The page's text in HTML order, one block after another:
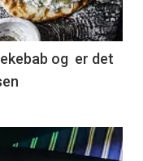
og er det